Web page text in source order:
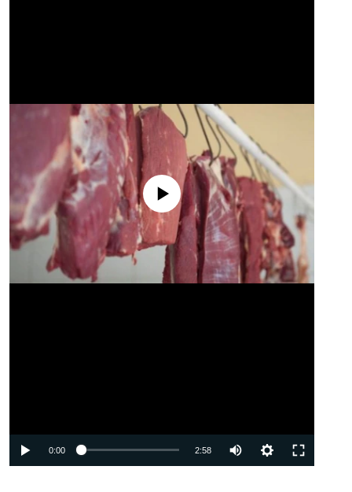
No media source currently available
0:00 2:58